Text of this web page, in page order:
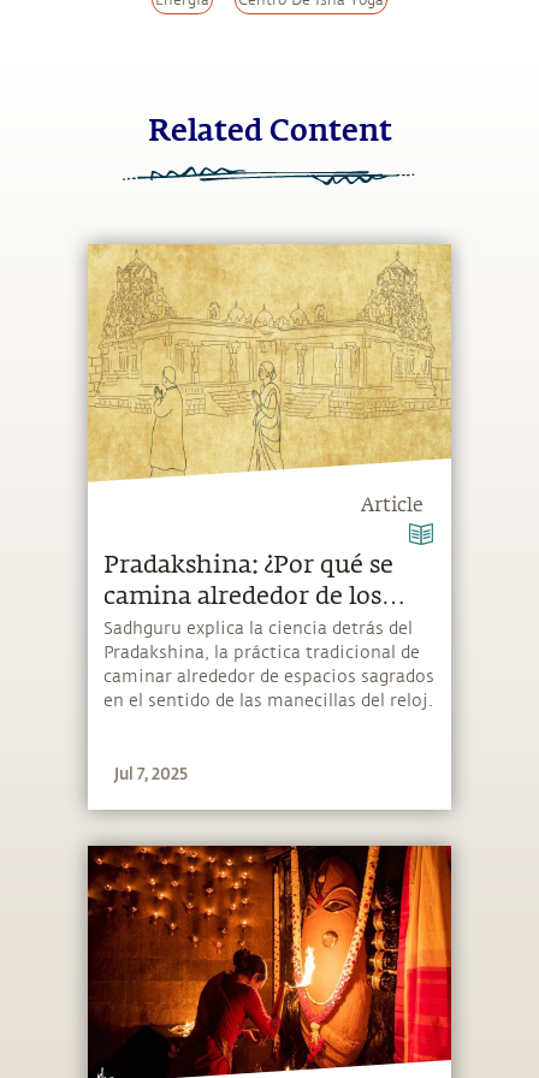
Related Content
Article
Pradakshina: ¿Por qué se
camina alrededor de los
templos en el sentido de las
manecillas del reloj?
Sadhguru explica la ciencia detrás del
Pradakshina, la práctica tradicional de
caminar alrededor de espacios sagrados
en el sentido de las manecillas del reloj.
Jul 7, 2025